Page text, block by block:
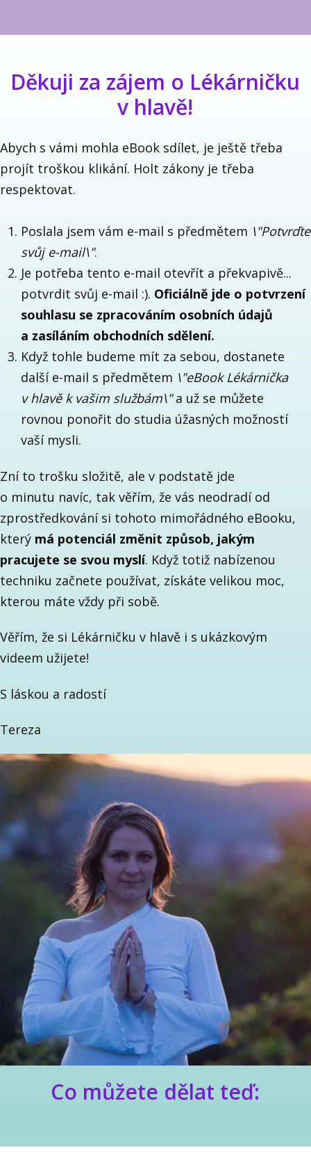
Děkuji za zájem o Lékárničku
v hlavě!
Abych s vámi mohla eBook sdílet, je ještě třeba
projít troškou klikání. Holt zákony je třeba
respektovat.
Poslala jsem vám e-mail s předmětem \"Potvrďte
svůj e-mail\".
Je potřeba tento e-mail otevřít a překvapivě...
potvrdit svůj e-mail :). Oficiálně jde o potvrzení
souhlasu se zpracováním osobních údajů
a zasíláním obchodních sdělení.
Když tohle budeme mít za sebou, dostanete
další e-mail s předmětem \"eBook Lékárnička
v hlavě k vašim službám\"a už se můžete
rovnou ponořit do studia úžasných možností
vaší mysli.
Zní to trošku složitě, ale v podstatě jde
o minutu navíc, tak věřím, že vás neodradí od
zprostředkování si tohoto mimořádného eBooku,
který má potenciál změnit způsob, jakým
pracujete se svou myslí. Když totiž nabízenou
techniku začnete používat, získáte velikou moc,
kterou máte vždy při sobě.
Věřím, že si Lékárničku v hlavě i s ukázkovým
videem užijete!
S láskou a radostí
Tereza
Co můžete dělat teď: